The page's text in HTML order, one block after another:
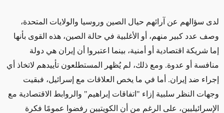
لدى سؤالهم عن آرائهم حيال الصين وروسيا والولايات المتحدة،
وصف عدد كبير منهم، أو الأغلبية في حالة الصين، هذه القوى بأنها
إما شريكة اقتصادية أو أمنية، بينما اعتبروا أن إيران هي دولة
منافسة أو عدوة. ومع ذلك، لم يُظهر المستطلعون تأييدهم لاتخاذ أي
إجراء ضد إيران. أما في ما يخص العلاقات مع إسرائيل، فبقيت
وجهات النظر سلبية إزاء "اتفاقات إبراهيم" والروابط الاقتصادية مع
الإسرائيليين، على الرغم من أن الكويتيين رفضوا عمومًا فكرة